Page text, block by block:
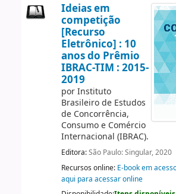
Ideias em
competição
[Recurso
Eletrônico] : 10
anos do Prêmio
IBRAC-TIM : 2015-
2019
porInstituto
Brasileiro de Estudos
de Concorrência,
Consumo e Comércio
Internacional (IBRAC).
Editora:São Paulo: Singular, 2020
Recursos online: E-book em
aqui para acessar online